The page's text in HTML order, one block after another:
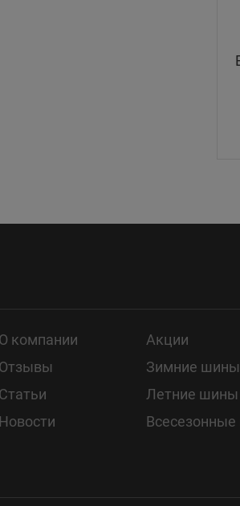
О компании
Отзывы
Статьи
Новости
Акции
Зимние шины
Летние шины